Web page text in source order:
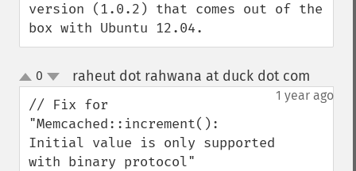
version (1.0.2) that comes out of the
box with Ubuntu 12.04.
up
down
0 raheut dot rahwana at duck dot com
1 year ago
// Fix for
"Memcached::increment():
Initial value is only supported
with binary protocol"